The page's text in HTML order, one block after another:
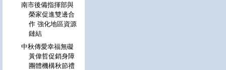
南市後備指揮部與
榮家促進雙邊合
作 強化地區資源
鏈結
中秋傳愛幸福無礙
黃偉哲促銷身障
團體機構秋節禮